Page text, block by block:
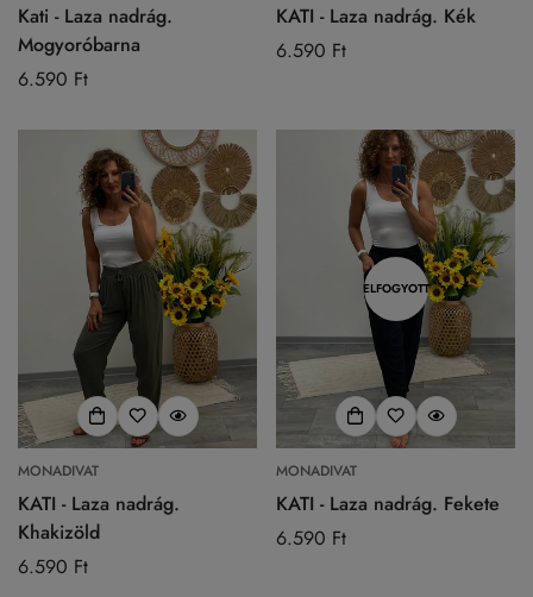
Kati - Laza nadrág.
Mogyoróbarna
Normál
6.590 Ft
KATI - Laza nadrág. Kék
Normál
6.590 Ft
MONADIVAT
KATI - Laza nadrág.
Khakizöld
Normál
6.590 Ft
ELFOGYOTT
MONADIVAT
KATI - Laza nadrág. Fekete
Normál
6.590 Ft